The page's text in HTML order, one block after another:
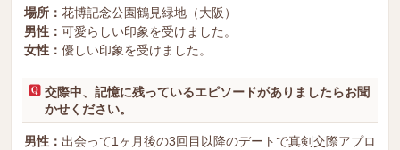
場所： 花博記念公園鶴見緑地（大阪）
男性： 可愛らしい印象を受けました。
女性： 優しい印象を受けました。
交際中、記憶に残っているエピソードがありましたらお聞
かせください。
男性： 出会って1ヶ月後の3回目以降のデートで真剣交際アプロ